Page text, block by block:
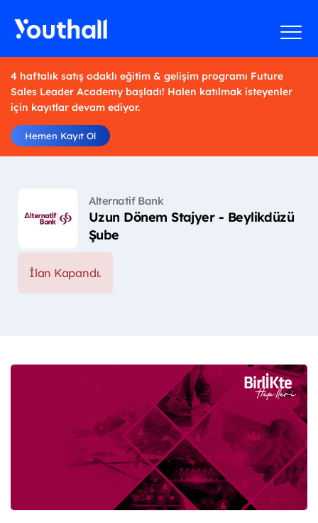
4 haftalık satış odaklı eğitim & gelişim programı Future
Sales Leader Academy başladı! Halen katılmak isteyenler
için kayıtlar devam ediyor.
Hemen Kayıt Ol
Alternatif Bank
Uzun Dönem Stajyer - Beylikdüzü
Şube
İlan Kapandı.